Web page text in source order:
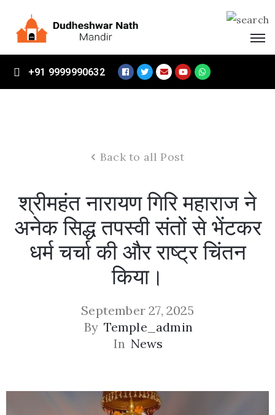
Visitors
Contact
Donate
+91 9999990632
Back to all Post
श्रीमहंत नारायण गिरि महाराज ने
अनेक सिद्ध तपस्वी संतों से भेंटकर
धर्म चर्चा की और राष्ट्र चिंतन
किया।
September 27, 2025
By Temple_admin
In News